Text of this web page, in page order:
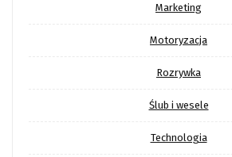
Marketing
Motoryzacja
Rozrywka
Ślub i wesele
Technologia